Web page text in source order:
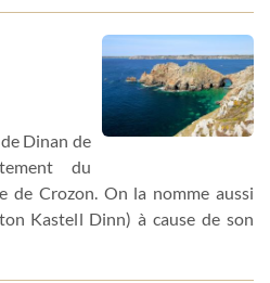
Dinan de
du
de Crozon. On la nomme aussi
Kastell Dinn) à cause de son